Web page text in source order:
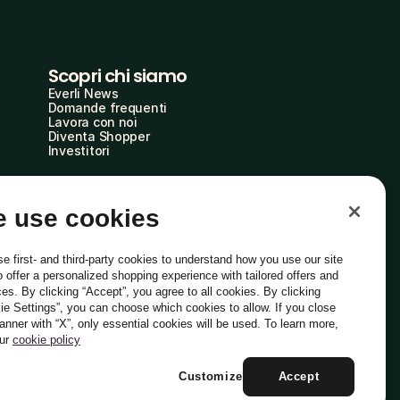
Scopri chi siamo
Everli News
Domande frequenti
Lavora con noi
Diventa Shopper
Investitori
Italiano
use cookies
first- and third-party cookies to understand how you use our site
offer a personalized shopping experience with tailored offers and
By clicking “Accept”, you agree to all cookies. By clicking
Settings”, you can choose which cookies to allow. If you close
with “X”, only essential cookies will be used. To learn more,
cookie policy
Accept
Customize